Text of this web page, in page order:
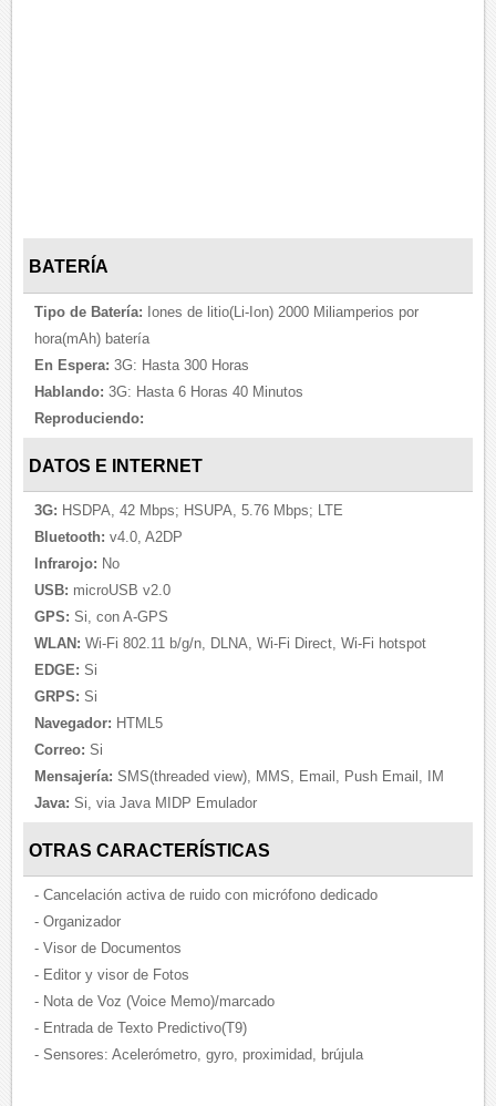
BATERÍA
Tipo de Batería: Iones de litio(Li-Ion) 2000 Miliamperios por
hora(mAh) batería
En Espera: 3G: Hasta 300 Horas
Hablando: 3G: Hasta 6 Horas 40 Minutos
Reproduciendo:
DATOS E INTERNET
3G: HSDPA, 42 Mbps; HSUPA, 5.76 Mbps; LTE
Bluetooth: v4.0, A2DP
Infrarojo: No
USB: microUSB v2.0
GPS: Si, con A-GPS
WLAN: Wi-Fi 802.11 b/g/n, DLNA, Wi-Fi Direct, Wi-Fi hotspot
EDGE: Si
GRPS: Si
Navegador: HTML5
Correo: Si
Mensajería: SMS(threaded view), MMS, Email, Push Email, IM
Java: Si, via Java MIDP Emulador
OTRAS CARACTERÍSTICAS
- Cancelación activa de ruido con micrófono dedicado
- Organizador
- Visor de Documentos
- Editor y visor de Fotos
- Nota de Voz (Voice Memo)/marcado
- Entrada de Texto Predictivo(T9)
- Sensores: Acelerómetro, gyro, proximidad, brújula